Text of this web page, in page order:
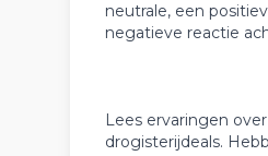
neutrale, een
negatieve reactie
Lees ervaringen over
drogisterijdeals.